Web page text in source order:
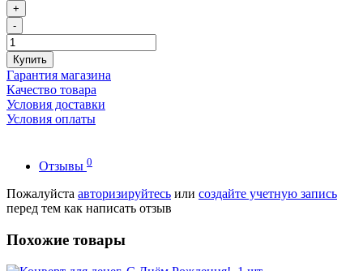
+
-
Купить
Гарантия магазина
Качество товара
Условия доставки
Условия оплаты
Отзывы 0
Пожалуйста авторизируйтесь или создайте учетную запись
перед тем как написать отзыв
Похожие товары